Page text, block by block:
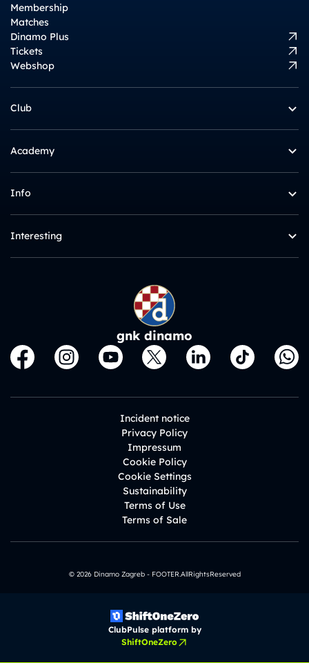
Membership
Matches
Dinamo Plus
Tickets
Webshop
Club
Academy
Info
Interesting
gnk dinamo
Incident notice
Privacy Policy
Impressum
Cookie Policy
Cookie Settings
Sustainability
Terms of Use
Terms of Sale
© 2026 Dinamo Zagreb - FOOTER.AllRightsReserved
ClubPulse platform by
ShiftOneZero